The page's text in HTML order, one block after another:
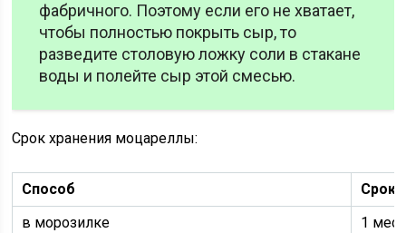
фабричного. Поэтому если его не хватает,
чтобы полностью покрыть сыр, то
разведите столовую ложку соли в стакане
воды и полейте сыр этой смесью.
Срок хранения моцареллы:
Способ
Срок
в морозилке
1